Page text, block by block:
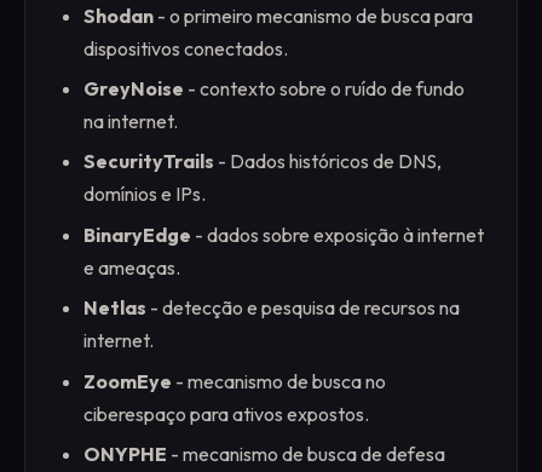
Shodan - o primeiro mecanismo de busca para
dispositivos conectados.
GreyNoise - contexto sobre o ruído de fundo
na internet.
SecurityTrails - Dados históricos de DNS,
domínios e IPs.
BinaryEdge - dados sobre exposição à internet
e ameaças.
Netlas - detecção e pesquisa de recursos na
internet.
ZoomEye - mecanismo de busca no
ciberespaço para ativos expostos.
ONYPHE - mecanismo de busca de defesa